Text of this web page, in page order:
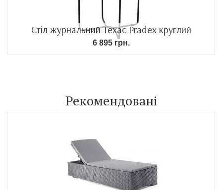
Стіл журнальний Техас Pradex круглий
6 895 грн.
Рекомендовані